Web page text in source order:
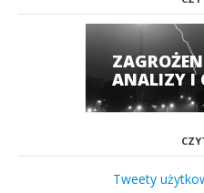
ANALIZY I
Tweety